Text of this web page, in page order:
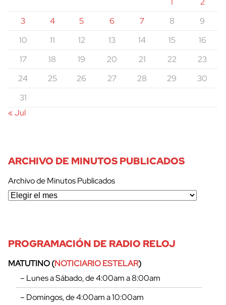
3
4 5 6 7 8
9
10
11 12 13 14 15
16
17
18 19 20 21 22
23
24
25 26 27 28 29
30
31
« Jul
ARCHIVO DE MINUTOS PUBLICADOS
Archivo de Minutos Publicados
PROGRAMACIÓN DE RADIO RELOJ
MATUTINO (NOTICIARIO ESTELAR)
– Lunes a Sábado, de 4:00am a 8:00am
– Domingos, de 4:00am a 10:00am